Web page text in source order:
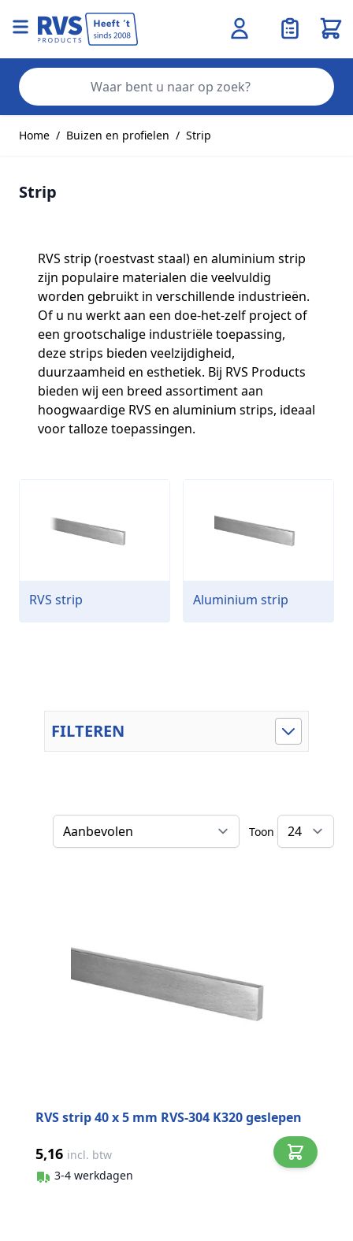
Home / Buizen en profielen / Strip
Strip
RVS strip (roestvast staal) en aluminium strip
zijn populaire materialen die veelvuldig
worden gebruikt in verschillende industrieën.
Of u nu werkt aan een doe-het-zelf project of
een grootschalige industriële toepassing,
deze strips bieden veelzijdigheid,
duurzaamheid en esthetiek. Bij RVS Products
bieden wij een breed assortiment aan
hoogwaardige RVS en aluminium strips, ideaal
voor talloze toepassingen.
RVS strip Aluminium strip
FILTEREN
Sorteer op
Toon
RVS strip 40 x 5 mm RVS-304 K320 geslepen
5,16 incl. btw
3-4 werkdagen